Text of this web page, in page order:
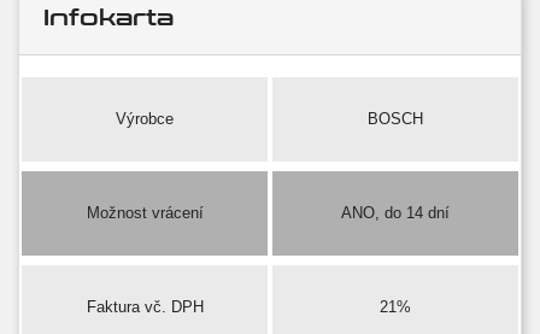
Infokarta
Výrobce BOSCH
Možnost vrácení ANO, do 14 dní
Faktura vč. DPH 21%